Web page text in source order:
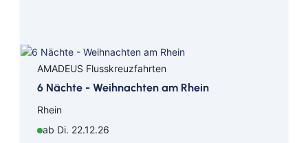
AMADEUS Flusskreuzfahrten
6 Nächte - Weihnachten am Rhein
Rhein
ab Di. 22.12.26